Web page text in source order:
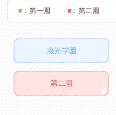
■ ：第一園 ■ ：第二園